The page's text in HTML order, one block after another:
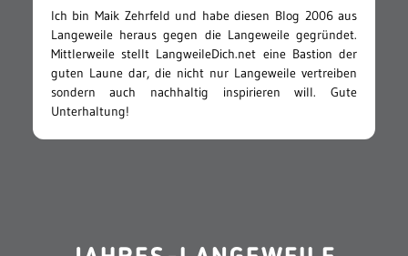
Ich bin Maik Zehrfeld und habe diesen Blog 2006 aus
Langeweile heraus gegen die Langeweile gegründet.
Mittlerweile stellt LangweileDich.net eine Bastion der
guten Laune dar, die nicht nur Langeweile vertreiben
sondern auch nachhaltig inspirieren will. Gute
Unterhaltung!